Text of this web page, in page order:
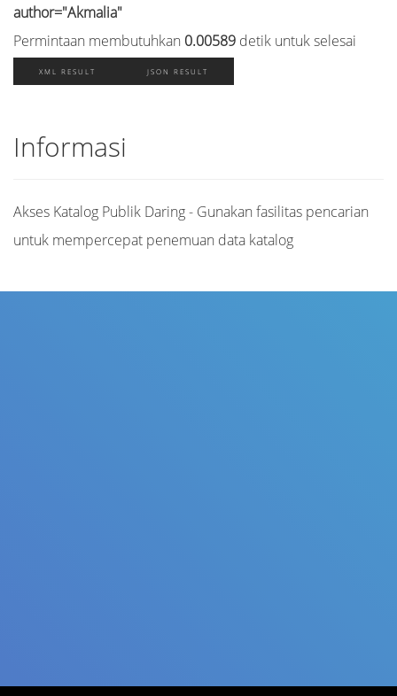
author="Akmalia"
Permintaan membutuhkan 0.00589 detik untuk selesai
XML RESULT JSON RESULT
Informasi
Akses Katalog Publik Daring - Gunakan fasilitas pencarian
untuk mempercepat penemuan data katalog